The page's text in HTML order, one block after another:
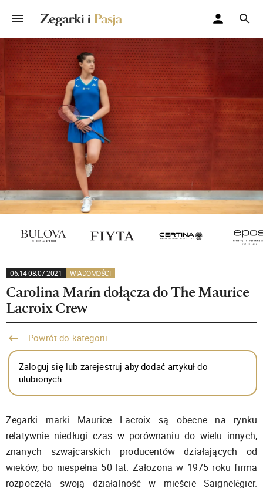
06:14 08.07.2021 WIADOMOŚCI
Carolina Marín dołącza do The Maurice
Lacroix Crew
Powrót do kategorii
Zaloguj się lub zarejestruj aby dodać artykuł do
ulubionych
Zegarki marki Maurice Lacroix są obecne na rynku
relatywnie niedługi czas w porównaniu do wielu innych,
znanych szwajcarskich producentów działających od
wieków, bo niespełna 50 lat. Założona w 1975 roku firma
rozpoczęła swoją działalność w mieście Saignelégier.